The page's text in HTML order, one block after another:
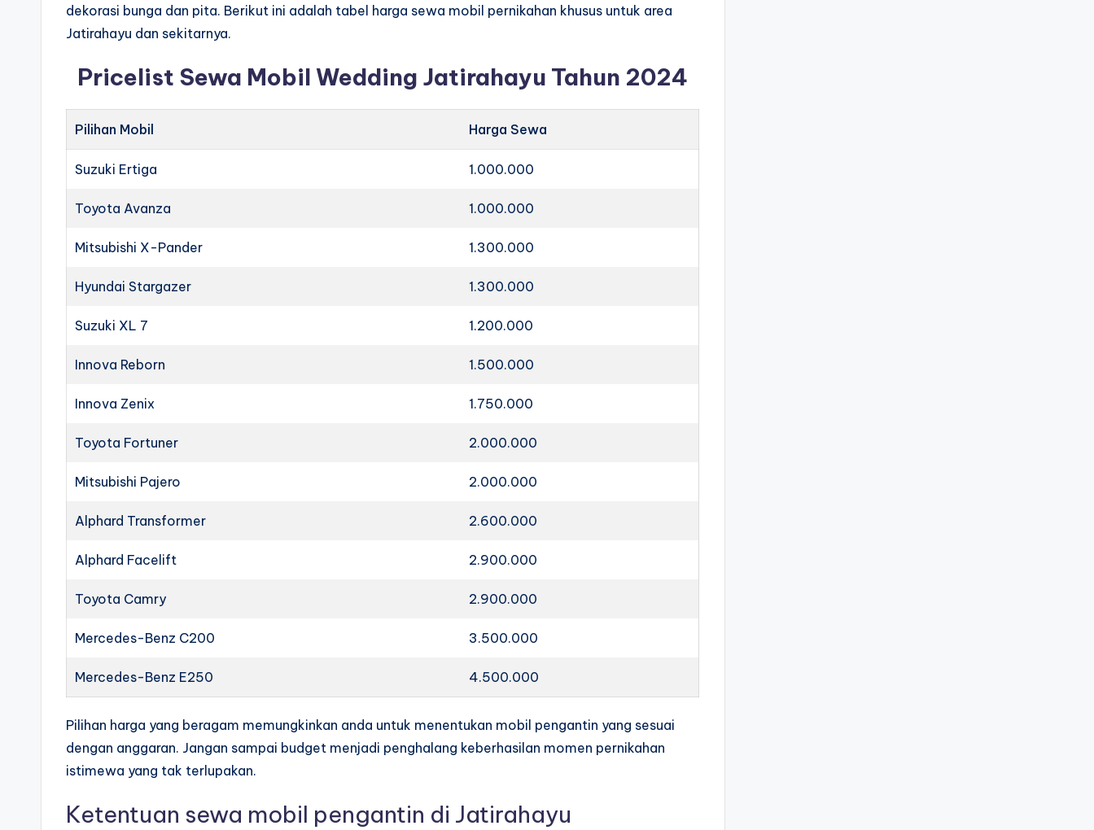
dekorasi bunga dan pita. Berikut ini adalah tabel harga sewa mobil pernikahan khusus untuk area
Jatirahayu dan sekitarnya.
Pricelist Sewa Mobil Wedding Jatirahayu Tahun 2024
Pilihan Mobil Harga Sewa
Suzuki Ertiga 1.000.000
Toyota Avanza 1.000.000
Mitsubishi X-Pander 1.300.000
Hyundai Stargazer 1.300.000
Suzuki XL 7 1.200.000
Innova Reborn 1.500.000
Innova Zenix 1.750.000
Toyota Fortuner 2.000.000
Mitsubishi Pajero 2.000.000
Alphard Transformer 2.600.000
Alphard Facelift 2.900.000
Toyota Camry 2.900.000
Mercedes-Benz C200 3.500.000
Mercedes-Benz E250 4.500.000
Pilihan harga yang beragam memungkinkan anda untuk menentukan mobil pengantin yang sesuai
dengan anggaran. Jangan sampai budget menjadi penghalang keberhasilan momen pernikahan
istimewa yang tak terlupakan.
Ketentuan sewa mobil pengantin di Jatirahayu